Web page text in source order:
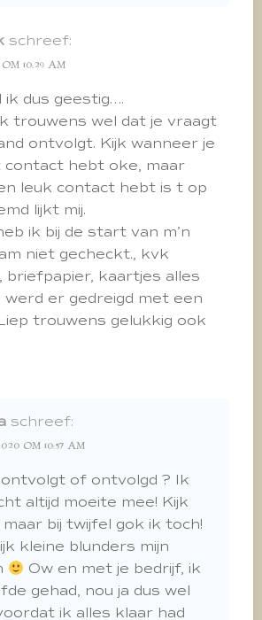
schreef:
10:29 AM
ik dus geestig….
trouwens wel dat je vraagt
ontvolgt. Kijk wanneer je
contact hebt oke, maar
leuk contact hebt is t op
lijkt mij.
ik bij de start van m’n
niet gecheckt., kvk
briefpapier, kaartjes alles
er gedreigd met een
trouwens gelukkig ook
schreef:
OM 10:57 AM
of ontvolgd ? Ik
altijd moeite mee! Kijk
bij twijfel gok ik toch!
kleine blunders mijn
Ow en met je bedrijf, ik
gehad, nou ja dus wel
ik alles klaar had